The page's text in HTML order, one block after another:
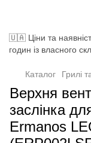
🇺🇦 Ціни та
годин із власного
Каталог Грилі
Верхня
заслінка
Ermanos